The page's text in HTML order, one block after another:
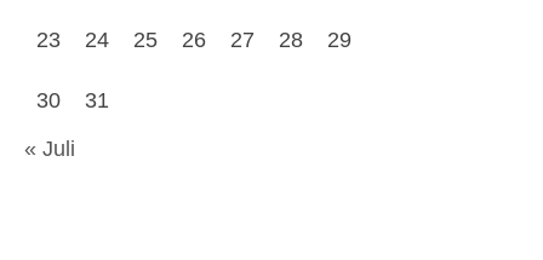
23 24 25 26 27 28 29
30
31
« Juli